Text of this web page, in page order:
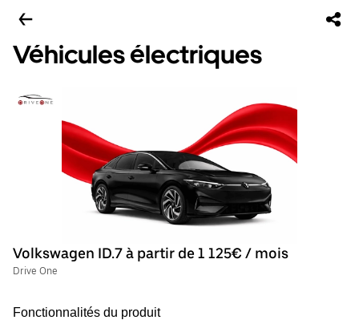
Véhicules électriques
Volkswagen ID.7 à partir de 1 125€ / mois
Drive One
Fonctionnalités du produit